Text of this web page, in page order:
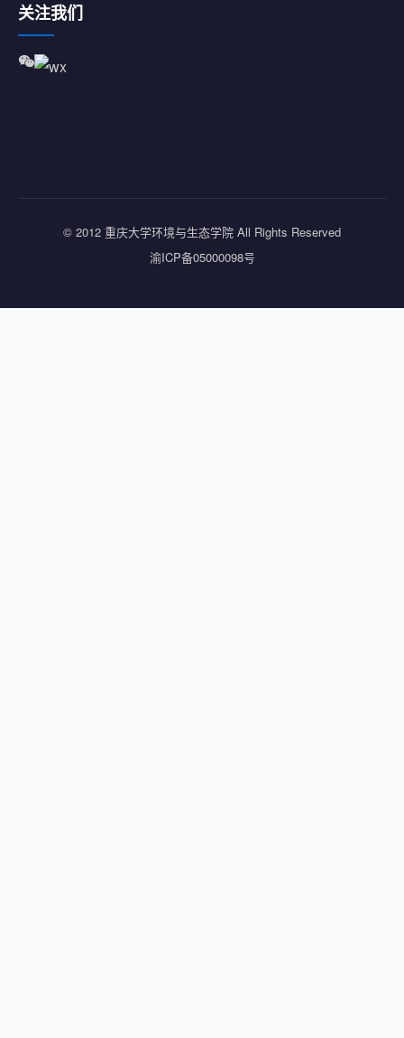
关注我们
© 2012 重庆大学环境与生态学院 All Rights Reserved
渝ICP备05000098号